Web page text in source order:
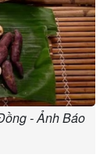
- Ảnh Báo